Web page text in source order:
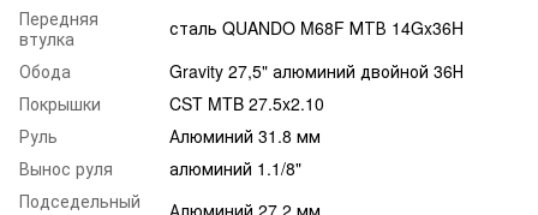
Передняя
втулка
сталь QUANDO M68F МТВ 14Gx36H
Обода
Gravity 27,5" алюминий двойной 36Н
Покрышки
CST MTB 27.5x2.10
Руль
Алюминий 31.8 мм
Вынос руля
алюминий 1.1/8"
Подседельный